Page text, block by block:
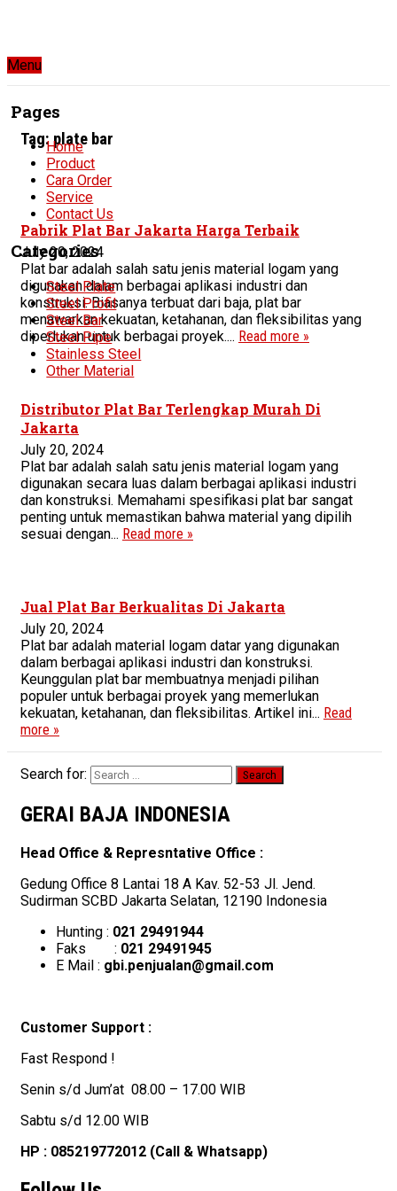
Menu
Pages
Home
Product
Cara Order
Service
Contact Us
Categories
Steel Plate
Steel Profil
Steel Bar
Steel Pipe
Stainless Steel
Other Material
Tag:plate bar
Pabrik Plat Bar Jakarta Harga Terbaik
July 20, 2024
Plat bar adalah salah satu jenis material logam yang
digunakan dalam berbagai aplikasi industri dan
konstruksi. Biasanya terbuat dari baja, plat bar
menawarkan kekuatan, ketahanan, dan fleksibilitas yang
diperlukan untuk berbagai proyek.... Read more »
Distributor Plat Bar Terlengkap Murah Di
Jakarta
July 20, 2024
Plat bar adalah salah satu jenis material logam yang
digunakan secara luas dalam berbagai aplikasi industri
dan konstruksi. Memahami spesifikasi plat bar sangat
penting untuk memastikan bahwa material yang dipilih
sesuai dengan... Read more »
Jual Plat Bar Berkualitas Di Jakarta
July 20, 2024
Plat bar adalah material logam datar yang digunakan
dalam berbagai aplikasi industri dan konstruksi.
Keunggulan plat bar membuatnya menjadi pilihan
populer untuk berbagai proyek yang memerlukan
kekuatan, ketahanan, dan fleksibilitas. Artikel ini... Read
more »
Search for:
GERAI BAJA INDONESIA
Head Office & Represntative Office :
Gedung Office 8 Lantai 18 A Kav. 52-53 Jl. Jend.
Sudirman SCBD Jakarta Selatan, 12190 Indonesia
Hunting : 021 29491944
Faks : 021 29491945
E Mail : gbi.penjualan@gmail.com
Customer Support :
Fast Respond !
Senin s/d Jum’at 08.00 – 17.00 WIB
Sabtu s/d 12.00 WIB
HP : 085219772012 (Call & Whatsapp)